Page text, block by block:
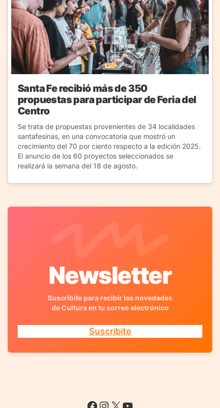
Santa Fe recibió más de 350
propuestas para participar de Feria del
Centro
Se trata de propuestas provenientes de 34 localidades
santafesinas, en una convocatoria que mostró un
crecimiento del 70 por ciento respecto a la edición 2025.
El anuncio de los 60 proyectos seleccionados se
realizará la semana del 18 de agosto.
Newsletter
Suscribite para recibir las novedades
de Cultura en tu correo electrónico
Suscribite
Facebook
Instagram
X YouTube